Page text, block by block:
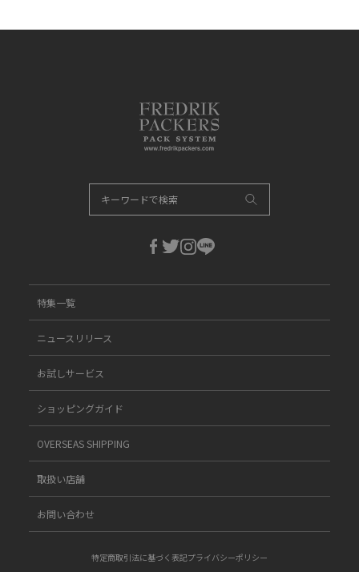
特集一覧
ニュースリリース
お試しサービス
ショッピングガイド
OVERSEAS SHIPPING
取扱い店舗
お問い合わせ
特定商取引法に基づく表記プライバシーポリシー